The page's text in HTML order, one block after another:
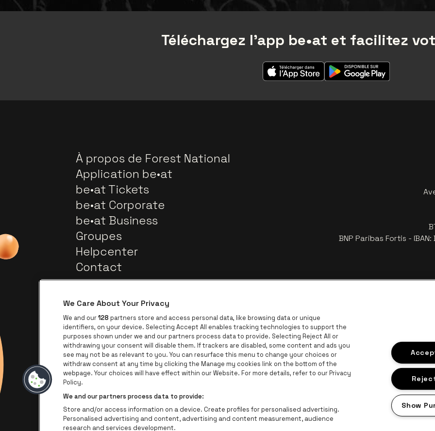
Téléchargez l'app be•at et facilitez
À propos de Forest National
Application be•at
be•at Tickets
be•at Corporate
be•at Business
Groupes
Helpcenter
Contact
BNP Paribas Fortis -
Visitez le site de Lotto
Visitez le site de Europcar
Visitez le site de Jupiler Visitez le site de Coca-Cola
Visitez le site de Le logo Lillet en blanc cassé
Visitez le site de Croky
Visitez le site de Bruzz
Visitez le site de Radio Contact
We Care About Your Privacy
We and our128 partners store and access personal data, like browsing data or unique
identifiers, on your device. Selecting Accept All enables tracking technologies to support the
purposes shown under we and our partners process data to provide. Selecting Reject All or
withdrawing your consent will disable them. If trackers are disabled, some content and ads you
see may not be as relevant to you. You can resurface this menu to change your choices or
withdraw consent at any time by clicking the Manage my cookies link on the bottom of the
webpage. Your choices will have effect within our Website. For more details, refer to our Privacy
Policy.
We and our partners process data to provide:
Store and/or access information on a device. Create profiles for personalised advertising.
Personalised advertising and content, advertising and content measurement, audience
research and services development.
Show